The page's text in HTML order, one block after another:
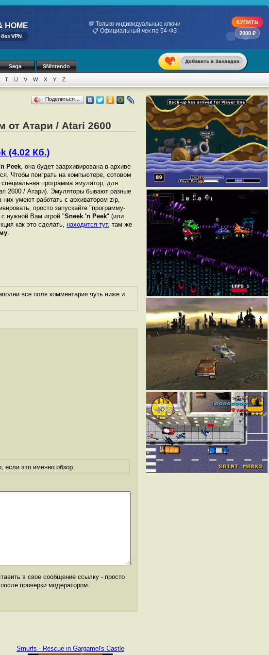
HOME
VPN
💯 Только индивидуальные ключи
📋 Официальный чек по 54-ФЗ
КУПИТЬ
2000 ₽
Sega SNintendo
T U V W X Y Z
Поделиться…
от Атари / Atari 2600
(4.02 Кб.)
Peek, она будет заархивирована в архиве
Чтобы поиграть на компьютере, сотовом
программа эмулятор, для
2600 / Атари). Эмуляторы бывают разные
умеют работать с архиватором zip,
просто запускайте "программу-
нужной Вам игрой "Sneek 'n Peek" (или
как это сделать, находится тут, там же
.
все поля комментария чуть ниже и
если это именно обзор.
в свое сообщение ссылку - просто
проверки модератором.
Smurfs - Rescue in Gargamel's Castle